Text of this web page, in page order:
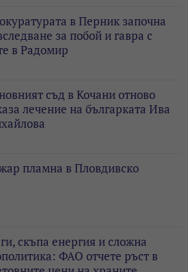
в Перник започна
за побой и гавра с
в Радомир
съд в Кочани отново
лечение на българката Ива
пламна в Пловдивско
скъпа енергия и сложна
ФАО отчете ръст в